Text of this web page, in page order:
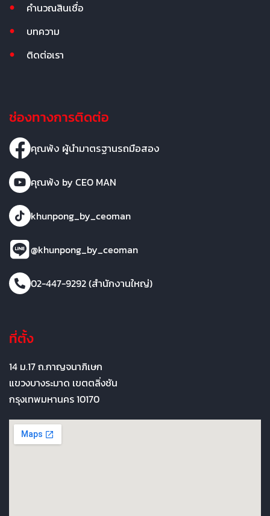
คำนวณสินเชื่อ
บทความ
ติดต่อเรา
ช่องทางการติดต่อ
คุณพ้ง ผู้นำมาตรฐานรถมือสอง
คุณพ้ง by CEO MAN
khunpong_by_ceoman
@khunpong_by_ceoman
02-447-9292 (สำนักงานใหญ่)
ที่ตั้ง
14 ม.17 ถ.กาญจนาภิเษก
แขวงบางระมาด เขตตลิ่งชัน
กรุงเทพมหานคร 10170